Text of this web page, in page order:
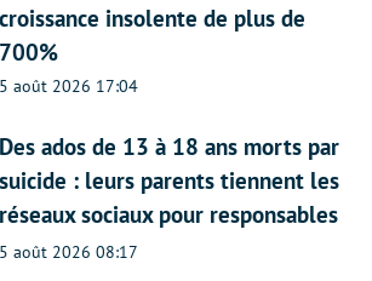
croissance insolente de plus de
700%
5 août 2026 17:04
Des ados de 13 à 18 ans morts par
suicide : leurs parents tiennent les
réseaux sociaux pour responsables
5 août 2026 08:17